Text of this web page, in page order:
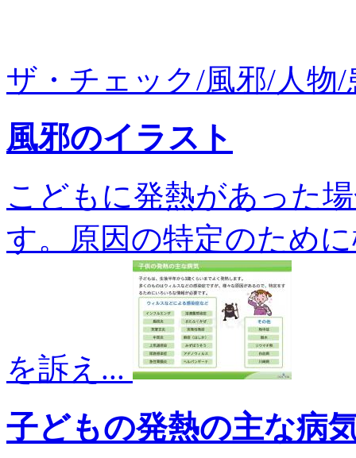
ザ・チェック/風邪/人物
風邪のイラスト
こどもに発熱があった
す。原因の特定のため
を訴え...
子どもの発熱の主な病